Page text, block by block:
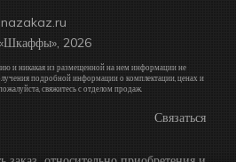
2026
и никакая из размещенной на нем информации не
подробной информации о комплектации, ценах и
свяжитесь с отделом продаж.
Связаться